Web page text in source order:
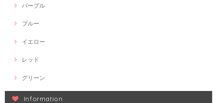
パープル
ブルー
イエロー
レッド
グリーン
Information